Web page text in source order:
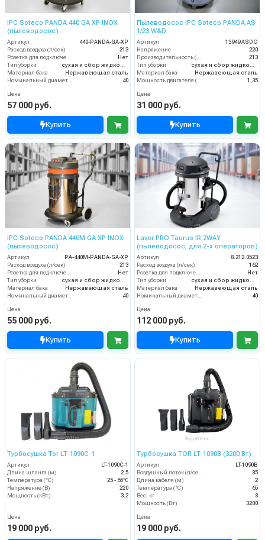
IPC Soteco PANDA 440 GA XP INOX
(пылеводосос)
Артикул
440-PANDA-GA-XP
Расход воздуха (л/сек)
213
Розетка для подключения инструмента
Нет
Тип уборки
сухая и сбор жидкостей
Материал бака
Нержавеющая сталь
Номинальный диаметр принадлежностей (мм)
40
Цена
57 000 руб.
Купить
Пылеводосос IPC Soteco PANDA AS
1/23 W&D
Артикул
13949 ASDO
Напряжение
220
Производительность (м3/час)
213
Тип уборки
сухая и сбор жидкостей
Материал бака
Нержавеющая сталь
Мощность двигателя (кВт)
1,35
Цена
31 000 руб.
Купить
IPC Soteco PANDA 440M GA XP INOX
(пылеводосос)
Артикул
PA-440M-PANDA-GA-XP
Расход воздуха (л/сек)
213
Розетка для подключения инструмента
Нет
Тип уборки
сухая и сбор жидкостей
Материал бака
Нержавеющая сталь
Номинальный диаметр принадлежностей (мм)
40
Цена
55 000 руб.
Купить
Lavor PRO Taurus IR 2WAY
(пылеводосос, для 2-х операторов)
Артикул
8.212.0523
Расход воздуха (л/сек)
162
Розетка для подключения инструмента
Нет
Тип уборки
сухая и сбор жидкостей
Материал бака
Нержавеющая сталь
Номинальный диаметр принадлежностей (мм)
40
Цена
112 000 руб.
Купить
Турбосушка Tor LT-1090C-1
Артикул
LT-1090C-1
Длина шланга (м)
2.5
Температура (°C)
25 - 65℃
Напряжение (В)
220
Мощность (кВт)
3.2
Цена
19 000 руб.
Турбосушка TOR LT-1090B (3200 Вт)
Артикул
LT-1090B
85
Длина кабеля (м)
2
Температура (°C)
65
Вес, кг
8
Мощность (Вт)
3200
Цена
19 000 руб.